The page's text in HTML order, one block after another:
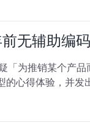
无辅助编
「为推销某个产
心得体验，并发